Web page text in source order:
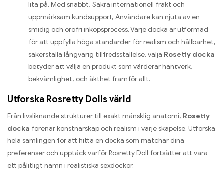
lita på. Med snabbt, Säkra internationell frakt och
uppmärksam kundsupport, Användare kan njuta av en
smidig och orofri inköpsprocess. Varje docka är utformad
för att uppfylla höga standarder för realism och hållbarhet,
säkerställa långvarig tillfredsställelse. välja Rosetty docka
betyder att välja en produkt som värderar hantverk,
bekvämlighet, och äkthet framför allt.
Utforska Rosretty Dolls värld
Från livsliknande strukturer till exakt mänsklig anatomi, Rosetty
docka förenar konstnärskap och realism i varje skapelse. Utforska
hela samlingen för att hitta en docka som matchar dina
preferenser och upptäck varför Rosretty Doll fortsätter att vara
ett pålitligt namn i realistiska sexdockor.